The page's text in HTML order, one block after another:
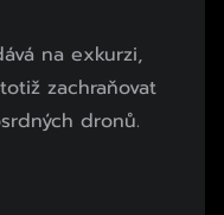
na exkurzi,
zachraňovat
dronů.